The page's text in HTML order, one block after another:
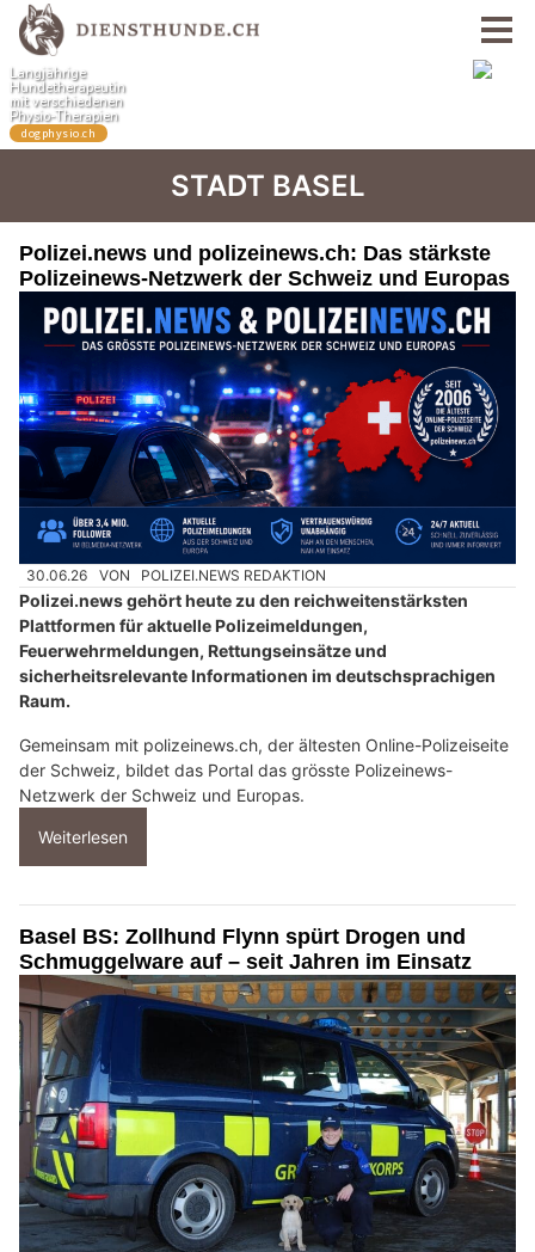
STADT BASEL
Polizei.news und polizeinews.ch: Das stärkste
Polizeinews-Netzwerk der Schweiz und Europas
30.06.26 VON POLIZEI.NEWS REDAKTION
Polizei.news gehört heute zu den reichweitenstärksten
Plattformen für aktuelle Polizeimeldungen,
Feuerwehrmeldungen, Rettungseinsätze und
sicherheitsrelevante Informationen im deutschsprachigen
Raum.
Gemeinsam mit polizeinews.ch, der ältesten Online-Polizeiseite
der Schweiz, bildet das Portal das grösste Polizeinews-
Netzwerk der Schweiz und Europas.
Weiterlesen
Basel BS: Zollhund Flynn spürt Drogen und
Schmuggelware auf – seit Jahren im Einsatz